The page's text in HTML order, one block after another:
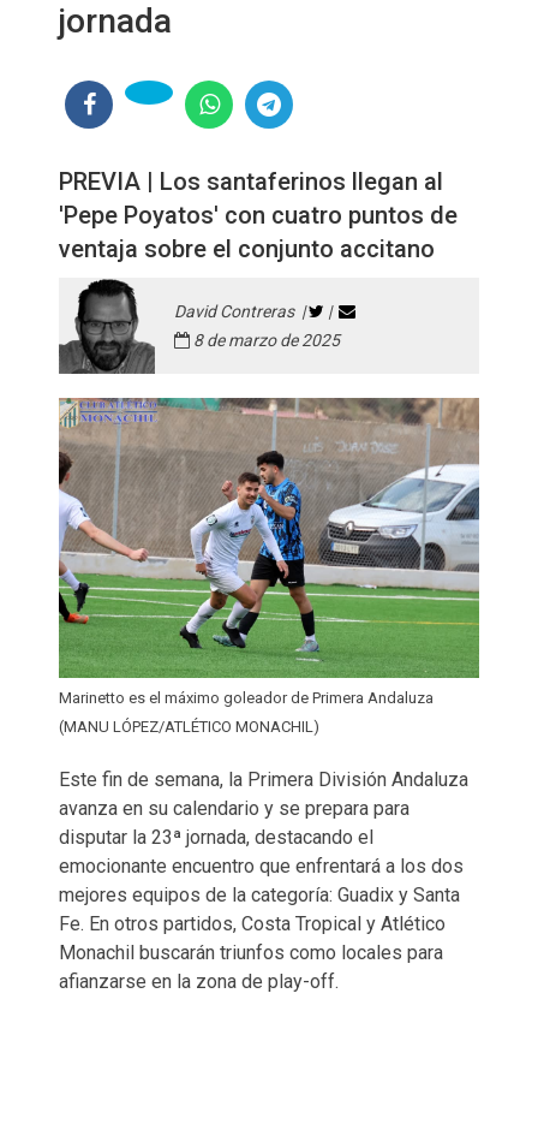
jornada
PREVIA | Los santaferinos llegan al
'Pepe Poyatos' con cuatro puntos de
ventaja sobre el conjunto accitano
David Contreras |
|
8 de marzo de 2025
Marinetto es el máximo goleador de Primera Andaluza
(MANU LÓPEZ/ATLÉTICO MONACHIL)
Este fin de semana, la Primera División Andaluza
avanza en su calendario y se prepara para
disputar la 23ª jornada, destacando el
emocionante encuentro que enfrentará a los dos
mejores equipos de la categoría: Guadix y Santa
Fe. En otros partidos, Costa Tropical y Atlético
Monachil buscarán triunfos como locales para
afianzarse en la zona de play-off.